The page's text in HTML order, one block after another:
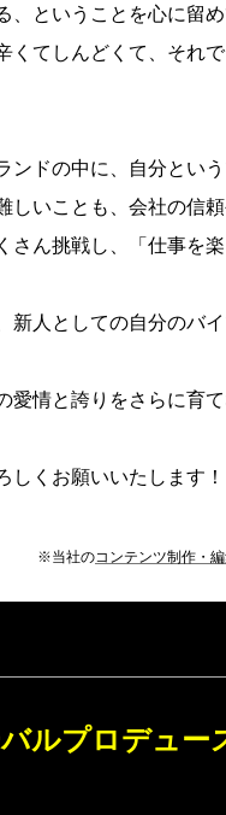
、ということを心に留
くてしんどくて、それ
ドの中に、自分とい
しいことも、会社の信
ん挑戦し、「仕事を
新人としての自分のバ
愛情と誇りをさらに育
しくお願いいたします！
※当社のコンテンツ制作・
ルプロデュー